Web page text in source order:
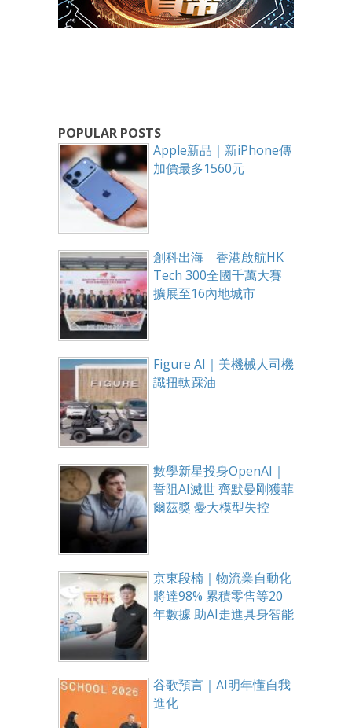
POPULAR POSTS
Apple新品｜新iPhone傳
加價最多1560元
創科出海 香港啟航HK
Tech 300全國千萬大賽
擴展至16內地城市
Figure AI｜美機械人司機
識扭軚踩油
數學新星投身OpenAI｜
誓阻AI滅世 齊默曼剛獲菲
爾茲獎 憂大模型失控
京東段楠｜物流業自動化
將達98% 累積零售等20
年數據 助AI走進具身智能
谷歌預言｜AI明年懂自我
進化